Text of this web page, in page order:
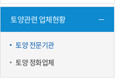
토양관련 업체현황
토양 전문기관
토양 정화업체